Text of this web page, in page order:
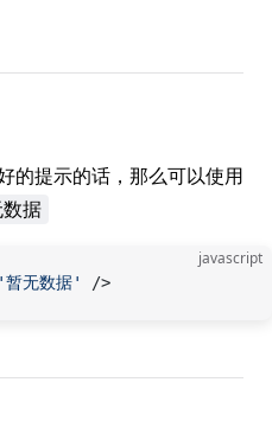
的提示的话，那么可以使用
据
javascript
'暂无数据' />